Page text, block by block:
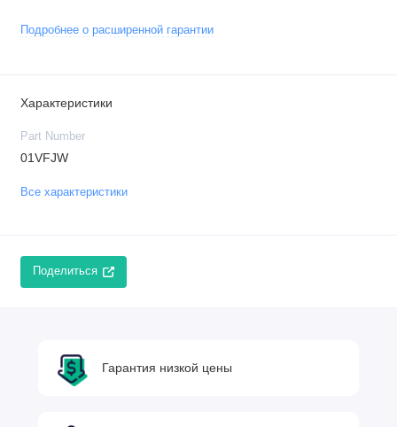
Подробнее о расширенной гарантии
Характеристики
Part Number
01VFJW
Все характеристики
Поделиться
Гарантия низкой цены